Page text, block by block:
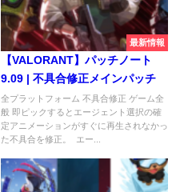
最新情報
【VALORANT】パッチノート
9.09 | 不具合修正メインパッチ
全プラットフォーム 不具合修正 ゲーム全
般 即ピックするとエージェント選択の確
定アニメーションがすぐに再生されなかっ
た不具合を修正。 エー...